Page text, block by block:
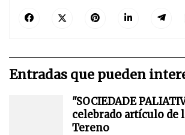
Entradas que pueden
"SOCIEDADE
celebrado artículo de
Tereno